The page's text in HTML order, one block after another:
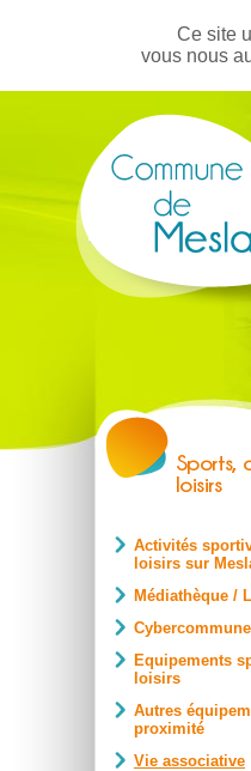
Ce site
vous nous
Activités
loisirs sur
Médiathèque /
Cybercommune
Equipements
loisirs
Autres
proximité
Vie associative